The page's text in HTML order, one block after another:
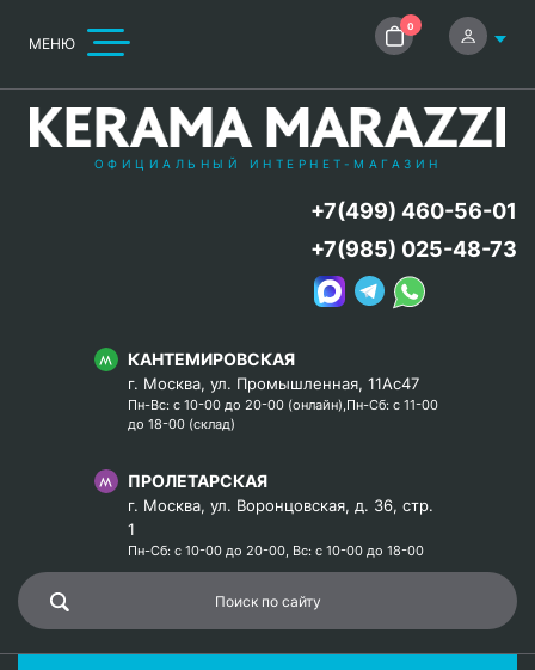
МЕНЮ
0
ОФИЦИАЛЬНЫЙ ИНТЕРНЕТ-МАГАЗИН
КАНТЕМИРОВСКАЯ
г. Москва, ул. Промышленная, 11Ас47
Пн-Вс: с 10-00 до 20-00 (онлайн),Пн-Сб: с 11-00
до 18-00 (склад)
ПРОЛЕТАРСКАЯ
г. Москва, ул. Воронцовская, д. 36, стр.
1
Пн-Сб: с 10-00 до 20-00, Вс: с 10-00 до 18-00
+7(499) 460-56-01
+7(985) 025-48-73